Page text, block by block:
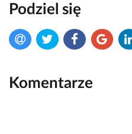
Podziel się
Komentarze